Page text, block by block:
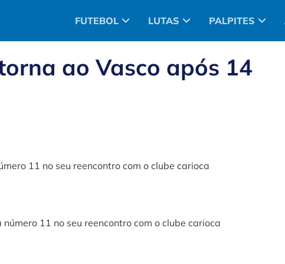
FUTEBOL LUTAS PALPITES
ao Vasco após 14
11 no seu reencontro com o clube carioca
11 no seu reencontro com o clube carioca